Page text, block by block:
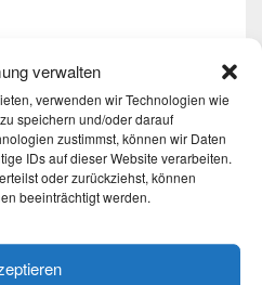
verwalten
verwenden wir Technologien wie
speichern und/oder darauf
zustimmst, können wir Daten
IDs auf dieser Website verarbeiten.
oder zurückziehst, können
beeinträchtigt werden.